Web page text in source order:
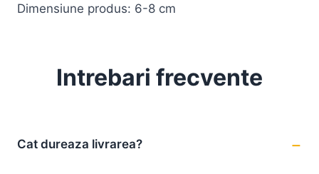
Dimensiune produs: 6-8 cm
Intrebari frecvente
Cat dureaza livrarea?